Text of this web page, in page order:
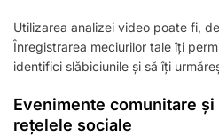
Utilizarea analizei video poate fi,
Înregistrarea meciurilor tale îți
identifici slăbiciunile și să îți
Evenimente comunitare
rețelele sociale